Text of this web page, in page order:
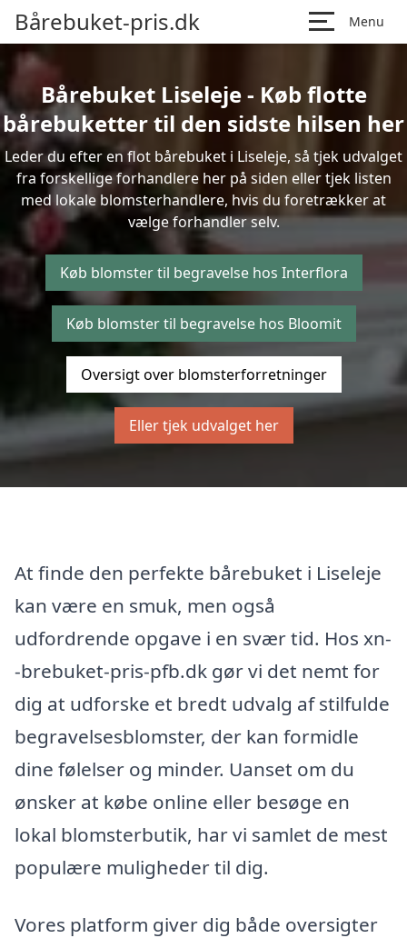
Bårebuket-pris.dk Menu
Bårebuket Liseleje - Køb flotte
bårebuketter til den sidste hilsen her
Leder du efter en flot bårebuket i Liseleje, så tjek udvalget
fra forskellige forhandlere her på siden eller tjek listen
med lokale blomsterhandlere, hvis du foretrækker at
vælge forhandler selv.
Køb blomster til begravelse hos Interflora
Køb blomster til begravelse hos Bloomit
Oversigt over blomsterforretninger
Eller tjek udvalget her
At finde den perfekte bårebuket i Liseleje
kan være en smuk, men også
udfordrende opgave i en svær tid. Hos xn-
-brebuket-pris-pfb.dk gør vi det nemt for
dig at udforske et bredt udvalg af stilfulde
begravelsesblomster, der kan formidle
dine følelser og minder. Uanset om du
ønsker at købe online eller besøge en
lokal blomsterbutik, har vi samlet de mest
populære muligheder til dig.
Vores platform giver dig både oversigter